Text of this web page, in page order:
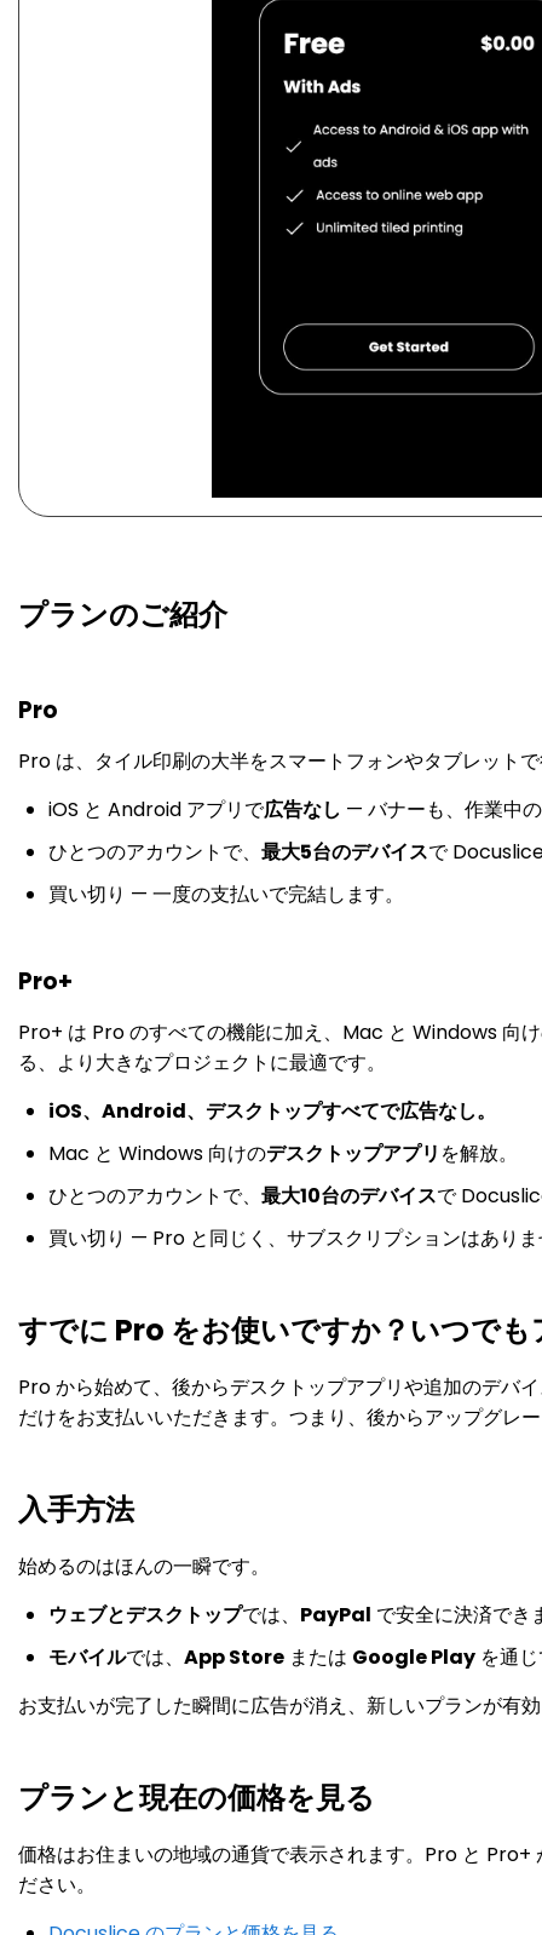
プランのご紹介
Pro
Pro は、タイル印刷の大半をスマートフォンやタブレット
iOS と Android アプリで広告なし — バナーも、作業中
ひとつのアカウントで、 最大5台のデバイスで
買い切り — 一度の支払いで完結します。
Pro+
Pro+ は Pro のすべての機能に加え、Mac と Windows 向
る、より大きなプロジェクトに最適です。
iOS、Android、デスクトップすべてで広告なし。
Mac と Windows 向けのデスクトップアプリ を解放。
ひとつのアカウントで、 最大10台のデバイスで
買い切り — Pro と同じく、サブスクリプションはあり
すでに Pro をお使いですか？いつで
Pro から始めて、後からデスクトップアプリや追加のデバ
だけをお支払いいただきます。つまり、後からアップグレ
入手方法
始めるのはほんの一瞬です。
ウェブとデスクトップでは、 PayPal で安全に決済でき
モバイルでは、 App Store または Google Play を通
お支払いが完了した瞬間に広告が消え、新しいプランが有
プランと現在の価格を見る
価格はお住まいの地域の通貨で表示されます。Pro と
ださい。